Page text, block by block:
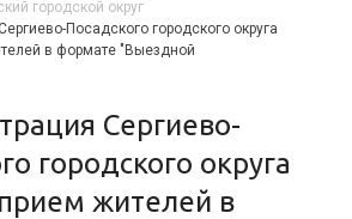
городской округ
Посадского городского округа
в формате "Выездной
городского округа
жителей в